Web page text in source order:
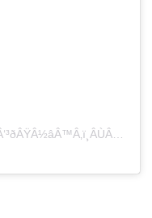
Uma publicação partilhada por ðÂŸÂ‘³ðÂŸÂ½‍âÂ™Â‚ï¸ÂÙÂ‡Ø§Ø´ÙÂ… (@_komorian_)